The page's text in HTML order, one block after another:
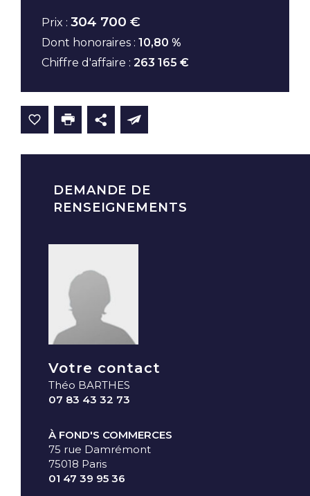
Prix : 304 700 €
Dont honoraires : 10,80 %
Chiffre d'affaire : 263 165 €
DEMANDE DE
RENSEIGNEMENTS
Votre contact
Théo BARTHES
07 83 43 32 73
À FOND'S COMMERCES
75 rue Damrémont
75018 Paris
01 47 39 95 36